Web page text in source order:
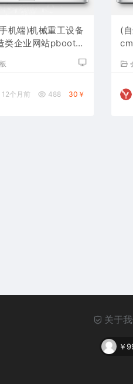
机端)机械重工设备
类企业网站pbootc
大型矿山设备网站源
12个月前 488 30￥
(
关于
￥